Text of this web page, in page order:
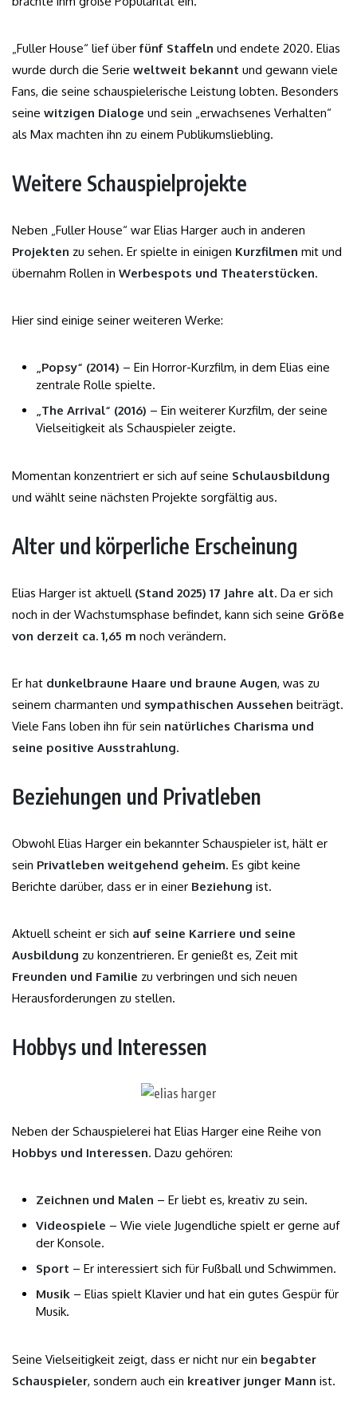
„Fuller House“ lief überfünf Staffeln und endete 2020. Elias
wurde durch die Serie weltweit bekannt und gewann viele
Fans, die seine schauspielerische Leistung lobten. Besonders
seine witzigen Dialoge und sein „erwachsenes Verhalten“
als Max machten ihn zu einem Publikumsliebling.
Weitere Schauspielprojekte
Neben „Fuller House“ war Elias Harger auch in anderen
Projekten zu sehen. Er spielte in einigen Kurzfilmen mit und
übernahm Rollen in Werbespots und Theaterstücken.
Hier sind einige seiner weiteren Werke:
„Popsy“ (2014) – Ein Horror-Kurzfilm, in dem Elias eine
zentrale Rolle spielte.
„The Arrival“ (2016) – Ein weiterer Kurzfilm, der seine
Vielseitigkeit als Schauspieler zeigte.
Momentan konzentriert er sich auf seine Schulausbildung
und wählt seine nächsten Projekte sorgfältig aus.
Alter und körperliche Erscheinung
Elias Harger ist aktuell (Stand 2025) 17 Jahre alt. Da er sich
noch in der Wachstumsphase befindet, kann sich seine Größe
von derzeit ca. 1,65 m noch verändern.
Er hat dunkelbraune Haare und braune Augen, was zu
seinem charmanten und sympathischen Aussehen beiträgt.
Viele Fans loben ihn für sein natürliches Charisma und
seine positive Ausstrahlung.
Beziehungen und Privatleben
Obwohl Elias Harger ein bekannter Schauspieler ist, hält er
sein Privatleben weitgehend geheim. Es gibt keine
Berichte darüber, dass er in einer Beziehung ist.
Aktuell scheint er sich auf seine Karriere und seine
Ausbildung zu konzentrieren. Er genießt es, Zeit mit
Freunden und Familie zu verbringen und sich neuen
Herausforderungen zu stellen.
Hobbys und Interessen
Neben der Schauspielerei hat Elias Harger eine Reihe von
Hobbys und Interessen. Dazu gehören:
Zeichnen und Malen – Er liebt es, kreativ zu sein.
Videospiele – Wie viele Jugendliche spielt er gerne auf
der Konsole.
Sport – Er interessiert sich für Fußball und Schwimmen.
Musik – Elias spielt Klavier und hat ein gutes Gespür für
Musik.
Seine Vielseitigkeit zeigt, dass er nicht nur ein begabter
Schauspieler, sondern auch ein kreativer junger Mann ist.